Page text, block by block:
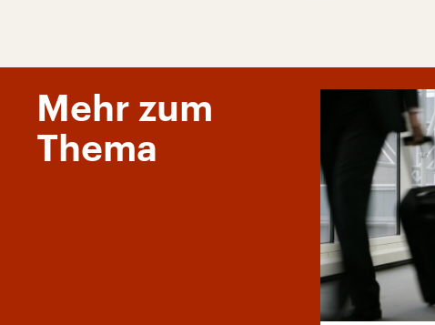
Mehr zum
Thema